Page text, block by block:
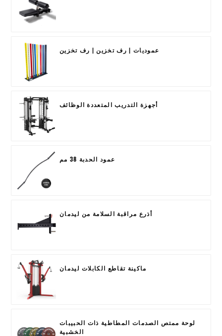
عموديات | رف تخزين | رف تخزين
أجهزة التدريب المتعددة الوظائف
عمود الحدبة 38 مم
أذرع مراقبة السلامة من ليدمان
ماكينة تقاطع الكابلات ليدمان
لوحة ممتص الصدمات المطاطية ذات الحبيبات
الخشبية